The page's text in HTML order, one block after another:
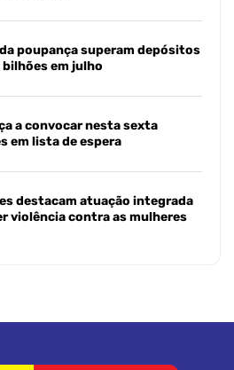
poupança superam depósitos
bilhões em julho
a convocar nesta sexta
em lista de espera
destacam atuação integrada
violência contra as mulheres